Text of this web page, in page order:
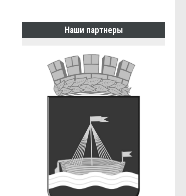
Наши партнеры